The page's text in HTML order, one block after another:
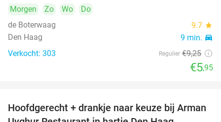
Morgen Zo Wo
Do
de Boterwaag
9.7 star
Den Haag 9 min. directions_car
Verkocht: 303 Regulier €9,25
€5,95
30%
Hoofdgerecht + drankje naar keuze bij Arman